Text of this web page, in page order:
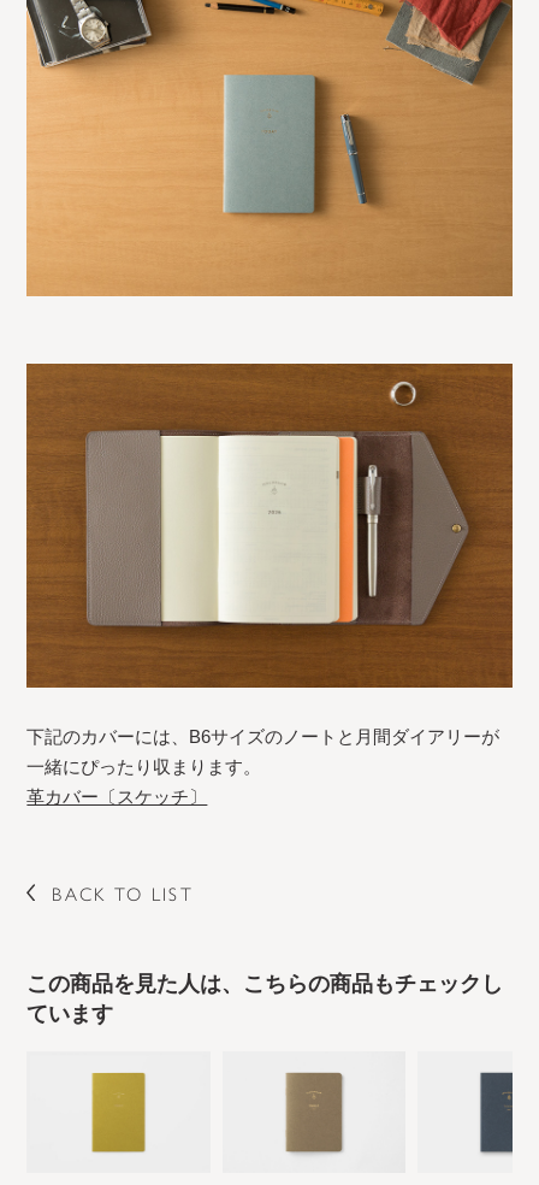
下記のカバーには、B6サイズのノートと月間ダイアリーが
一緒にぴったり収まります。
革カバー〔スケッチ〕
BACK TO LIST
この商品を見た人は、こちらの商品もチェックし
ています